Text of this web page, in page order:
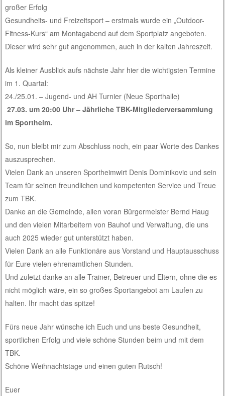
großer Erfolg
Gesundheits- und Freizeitsport – erstmals wurde ein „Outdoor-
Fitness-Kurs“ am Montagabend auf dem Sportplatz angeboten.
Dieser wird sehr gut angenommen, auch in der kalten Jahreszeit.
Als kleiner Ausblick aufs nächste Jahr hier die wichtigsten Termine
im 1. Quartal:
24./25.01. – Jugend- und AH Turnier (Neue Sporthalle)
27.03. um 20:00 Uhr– Jährliche TBK-Mitgliederversammlung
im Sportheim.
So, nun bleibt mir zum Abschluss noch, ein paar Worte des Dankes
auszusprechen.
Vielen Dank an unseren Sportheimwirt Denis Dominikovic und sein
Team für seinen freundlichen und kompetenten Service und Treue
zum TBK.
Danke an die Gemeinde, allen voran Bürgermeister Bernd Haug
und den vielen Mitarbeitern von Bauhof und Verwaltung, die uns
auch 2025 wieder gut unterstützt haben.
Vielen Dank an alle Funktionäre aus Vorstand und Hauptausschuss
für Eure vielen ehrenamtlichen Stunden.
Und zuletzt danke an alle Trainer, Betreuer und Eltern, ohne die es
nicht möglich wäre, ein so großes Sportangebot am Laufen zu
halten. Ihr macht das spitze!
Fürs neue Jahr wünsche ich Euch und uns beste Gesundheit,
sportlichen Erfolg und viele schöne Stunden beim und mit dem
TBK.
Schöne Weihnachtstage und einen guten Rutsch!
Euer